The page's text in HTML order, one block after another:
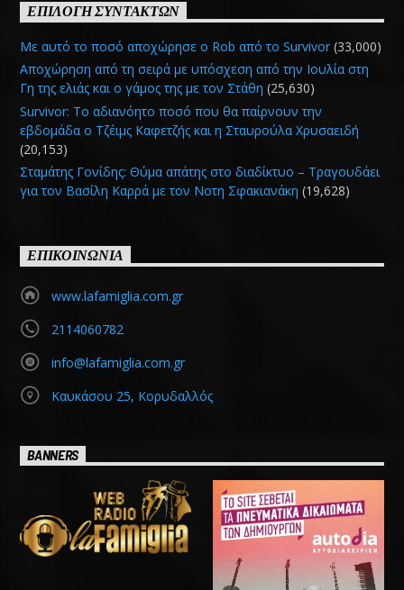
ΕΠΙΛΟΓΗ ΣΥΝΤΑΚΤΩΝ
Με αυτό το ποσό αποχώρησε ο Rob από το Survivor (33,000)
Αποχώρηση από τη σειρά με υπόσχεση από την Ιουλία στη
Γη της ελιάς και ο γάμος της με τον Στάθη (25,630)
Survivor: Το αδιανόητο ποσό που θα παίρνουν την
εβδομάδα ο Τζέιμς Καφετζής και η Σταυρούλα Χρυσαειδή
(20,153)
Σταμάτης Γονίδης: Θύμα απάτης στο διαδίκτυο – Τραγουδάει
για τον Βασίλη Καρρά με τον Νοτη Σφακιανάκη (19,628)
ΕΠΙΚΟΙΝΩΝΙΑ
www.lafamiglia.com.gr
2114060782
info@lafamiglia.com.gr
Καυκάσου 25, Κορυδαλλός
BANNERS